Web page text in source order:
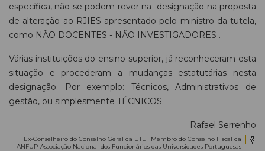
específica, não se podem rever na designação na proposta
de alteração ao RJIES apresentado pelo ministro da tutela,
como NÃO DOCENTES - NÃO INVESTIGADORES .
Várias instituições do ensino superior, já reconheceram esta
situação e procederam a mudanças estatutárias nesta
designação. Por exemplo: Técnicos, Administrativos de
gestão, ou simplesmente TÉCNICOS.
Rafael Serrenho
Ex-Conselheiro do Conselho Geral da UTL | Membro do Conselho Fiscal da
ANFUP-Associação Nacional dos Funcionários das Universidades Portuguesas